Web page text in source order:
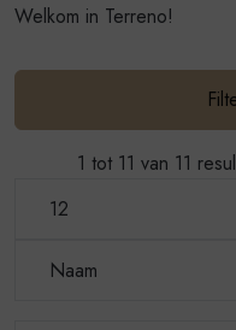
Welkom in Terreno!
1 tot 11 van 11